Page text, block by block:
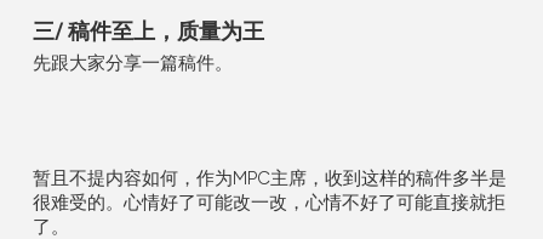
三/ 稿件至上，质量为王
先跟大家分享一篇稿件。
暂且不提内容如何，作为MPC主席，收到这样的稿件多半是
很难受的。心情好了可能改一改，心情不好了可能直接就拒
了。